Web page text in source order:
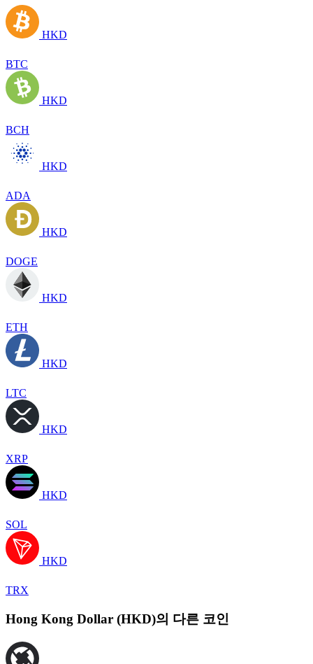
HKD
BTC
HKD
BCH
HKD
ADA
HKD
DOGE
HKD
ETH
HKD
LTC
HKD
XRP
HKD
SOL
HKD
TRX
Hong Kong Dollar (HKD)의 다른 코인